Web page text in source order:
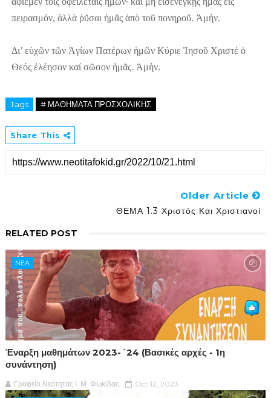
πειρασμόν, ἀλλὰ ῥῦσαι ἡμᾶς ἀπὸ τοῦ πονηροῦ. Ἀμήν.
Δι’ εὐχῶν τῶν Ἁγίων Πατέρων ἡμῶν Κύριε Ἰησοῦ Χριστέ ὁ
Θεός ἐλέησον καί σῶσον ἡμᾶς. Ἀμήν.
Tags # ΜΑΘΗΜΑΤΑ ΠΡΟΣΧΟΛΙΚΗΣ
Share This
Older Article
ΘΕΜΑ 1.3 Χριστός Και Χριστιανοί
RELATED POST
NEA
Έναρξη μαθημάτων 2023-´24 (Βασικές αρχές - 1η
συνάντηση)
Γραφείο Νεότητας Ι. Μ. Φωκίδας Oct 12, 2023